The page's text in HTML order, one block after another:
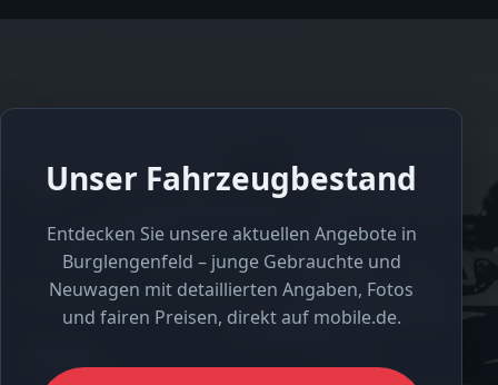
Unser Fahrzeugbestand
Entdecken Sie unsere aktuellen Angebote in
Burglengenfeld – junge Gebrauchte und
Neuwagen mit detaillierten Angaben, Fotos
und fairen Preisen, direkt auf mobile.de.